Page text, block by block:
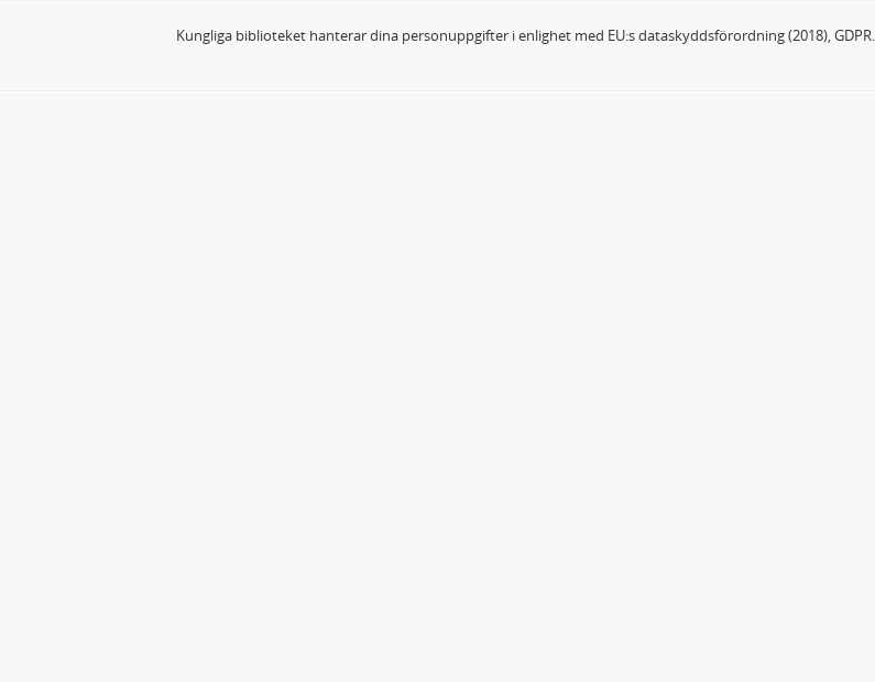
Kungliga biblioteket hanterar dina personuppgifter i enlighet med EU:s dataskyddsförordning (2018), GDPR.